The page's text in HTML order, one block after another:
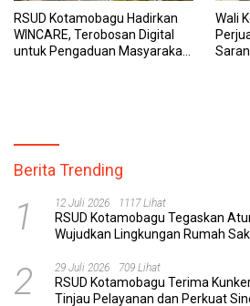
RSUD Kotamobagu Hadirkan
WINCARE, Terobosan Digital
untuk Pengaduan Masyarakat
Wali
Berita Trending
1 12 Juli 2026 1117 Lihat
RSUD Kotamobagu Tegaskan
Wujudkan Lingkungan Rumah
2 29 Juli 2026 709 Lihat
RSUD Kotamobagu Terima
Tinjau Pelayanan dan Perkuat